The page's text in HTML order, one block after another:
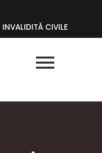
CIVILE